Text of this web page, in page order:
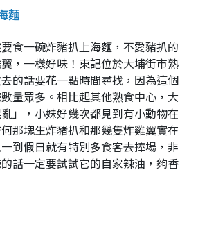
麵
食一碗炸豬扒上海麵，不愛豬扒的
，一樣好味！東記位於大埔街市熟
的話要花一點時間尋找，因為這個
量眾多。相比起其他熟食中心，大
」，小妹好幾次都見到有小動物在
那塊生炸豬扒和那幾隻炸雞翼實在
到假日就有特別多食客去捧場，非
話一定要試試它的自家辣油，夠香